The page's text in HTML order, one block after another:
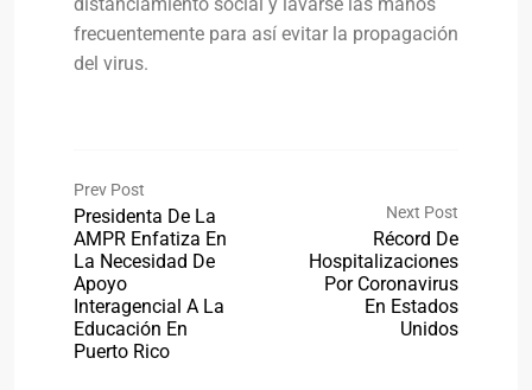
frecuentemente para así evitar la propagación
del virus.
Prev Post
Presidenta De La
AMPR Enfatiza En
La Necesidad De
Apoyo
Interagencial A La
Educación En
Puerto Rico
Next Post
Récord De
Hospitalizaciones
Por Coronavirus
En Estados
Unidos